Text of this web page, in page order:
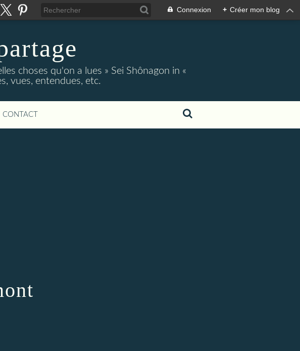
Connexion + Créer mon blog
choses qu'on a lues » Sei Shônagon in «
vues, entendues, etc.
CONTACT